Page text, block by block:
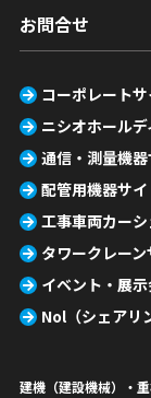
お問合せ
コーポレート
ニシオホール
通信・測量機
配管用機器サイ
工事車両カー
タワークレーン
イベント・展
Nol（シェアリ
建機（建設機械）・